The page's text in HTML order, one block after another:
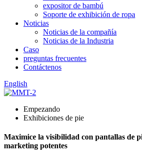
expositor de bambú
Soporte de exhibición de ropa
Noticias
Noticias de la compañía
Noticias de la Industria
Caso
preguntas frecuentes
Contáctenos
English
Empezando
Exhibiciones de pie
Maximice la visibilidad con pantallas de
marketing potentes